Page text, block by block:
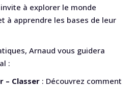
à explorer le monde
à apprendre les bases de leur
Arnaud vous guidera
:
– Classer : Découvrez comment